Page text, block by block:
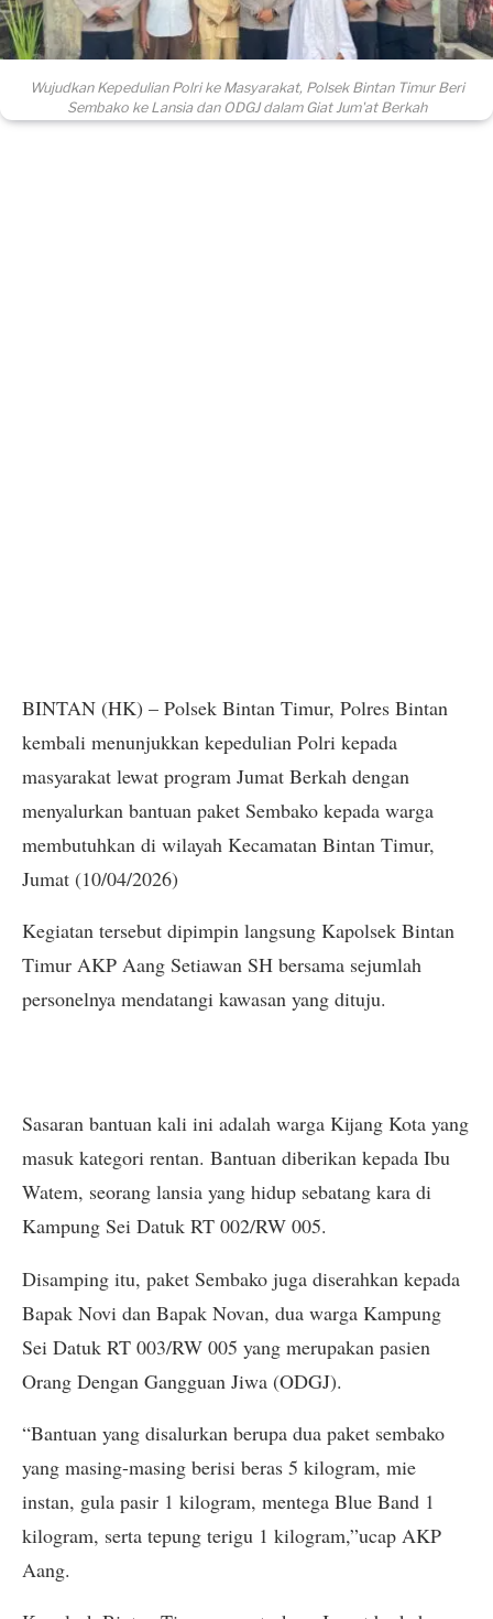
Wujudkan Kepedulian Polri ke Masyarakat, Polsek Bintan Timur Beri
Sembako ke Lansia dan ODGJ dalam Giat Jum'at Berkah
BINTAN (HK) – Polsek Bintan Timur, Polres Bintan
kembali menunjukkan kepedulian Polri kepada
masyarakat lewat program Jumat Berkah dengan
menyalurkan bantuan paket Sembako kepada warga
membutuhkan di wilayah Kecamatan Bintan Timur,
Jumat (10/04/2026)
Kegiatan tersebut dipimpin langsung Kapolsek Bintan
Timur AKP Aang Setiawan SH bersama sejumlah
personelnya mendatangi kawasan yang dituju.
Sasaran bantuan kali ini adalah warga Kijang Kota yang
masuk kategori rentan. Bantuan diberikan kepada Ibu
Watem, seorang lansia yang hidup sebatang kara di
Kampung Sei Datuk RT 002/RW 005.
Disamping itu, paket Sembako juga diserahkan kepada
Bapak Novi dan Bapak Novan, dua warga Kampung
Sei Datuk RT 003/RW 005 yang merupakan pasien
Orang Dengan Gangguan Jiwa (ODGJ).
“Bantuan yang disalurkan berupa dua paket sembako
yang masing-masing berisi beras 5 kilogram, mie
instan, gula pasir 1 kilogram, mentega Blue Band 1
kilogram, serta tepung terigu 1 kilogram,”ucap AKP
Aang.